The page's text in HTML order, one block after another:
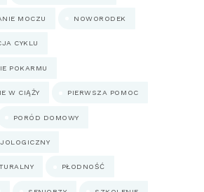
MOCZU NOWORODEK
CYKLU
POKARMU
W CIĄŻY PIERWSZA POMOC
PORÓD DOMOWY
PŁODNOŚĆ